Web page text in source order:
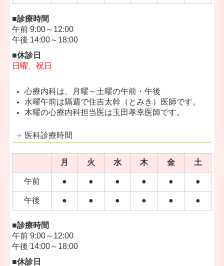
■診療時間
午前 9:00～12:00
午後 14:00～18:00
■休診日
日曜、祝日
心療内科は、月曜～土曜の午前・午後
水曜午前は隔週で住吉太幹（とみき）医師です。
木曜の心療内科担当医は玉田孝幸医師です。
医科診療時間
月 火 水 木 金 土
午前 ● ● ● ● ● ●
午後 ● ● ● ● ● ●
■診療時間
午前 9:00～12:00
午後 14:00～18:00
■休診日